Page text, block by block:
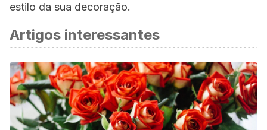
estilo da sua decoração.
Artigos interessantes